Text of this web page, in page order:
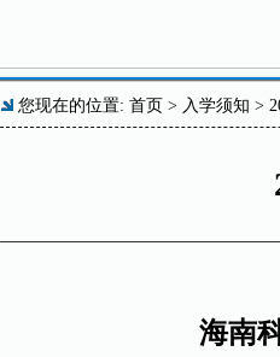
您现在的位置: 首页 > 入学须知 >
海南